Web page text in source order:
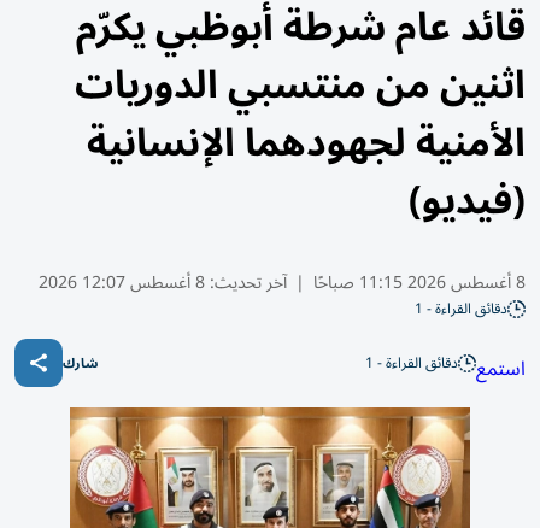
قائد عام شرطة أبوظبي يكرّم
اثنين من منتسبي الدوريات
الأمنية لجهودهما الإنسانية
(فيديو)
8 أغسطس 2026 11:15 صباحًا | آخر تحديث:8 أغسطس 12:07 2026
دقائق القراءة - 1
استمع دقائق القراءة - 1 شارك